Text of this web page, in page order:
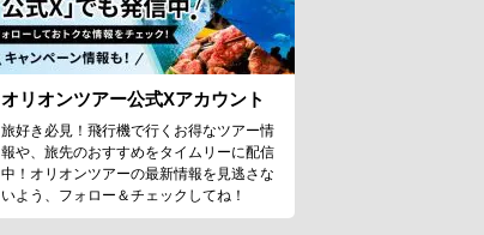
オリオンツアー公式Xアカウント
旅好き必見！飛行機で行くお得なツアー情
報や、旅先のおすすめをタイムリーに配信
中！オリオンツアーの最新情報を見逃さな
いよう、フォロー＆チェックしてね！